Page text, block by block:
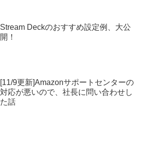
Stream Deckのおすすめ設定例、大公
開！
[11/9更新]Amazonサポートセンターの
対応が悪いので、社長に問い合わせし
た話